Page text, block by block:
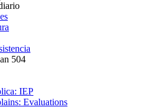
504
IEP
Evaluations